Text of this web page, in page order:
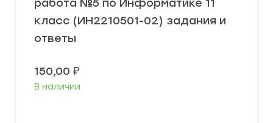
работа №5 по Информатике 11
класс (ИН2210501-02) задания и
ответы
150,00 ₽
В наличии